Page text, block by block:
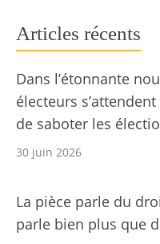
Articles récents
Dans l’étonnante
électeurs
de saboter les
30 juin 2026
La pièce parle du
parle bien plus que